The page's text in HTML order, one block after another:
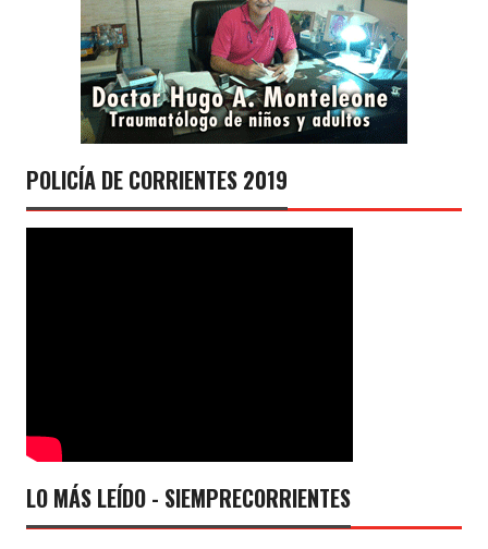
POLICÍA DE CORRIENTES 2019
LO MÁS LEÍDO - SIEMPRECORRIENTES